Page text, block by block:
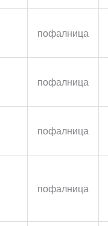
пофалница
пофалница
пофалница
пофалница